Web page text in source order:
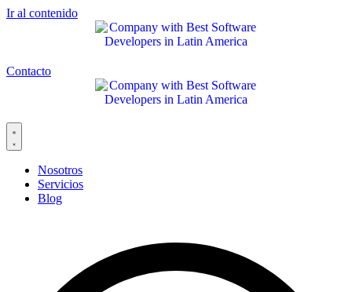
Ir al contenido
Contacto
Nosotros
Servicios
Blog